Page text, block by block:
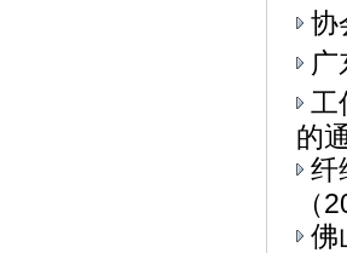
协
广
工
的
纤
（
佛